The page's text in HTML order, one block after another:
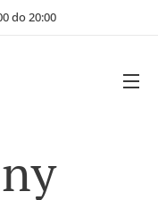
do 20:00